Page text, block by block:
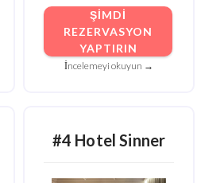
ŞIMDI
REZERVASYON
YAPTIRIN
İncelemeyi okuyun →
#4 Hotel Sinner